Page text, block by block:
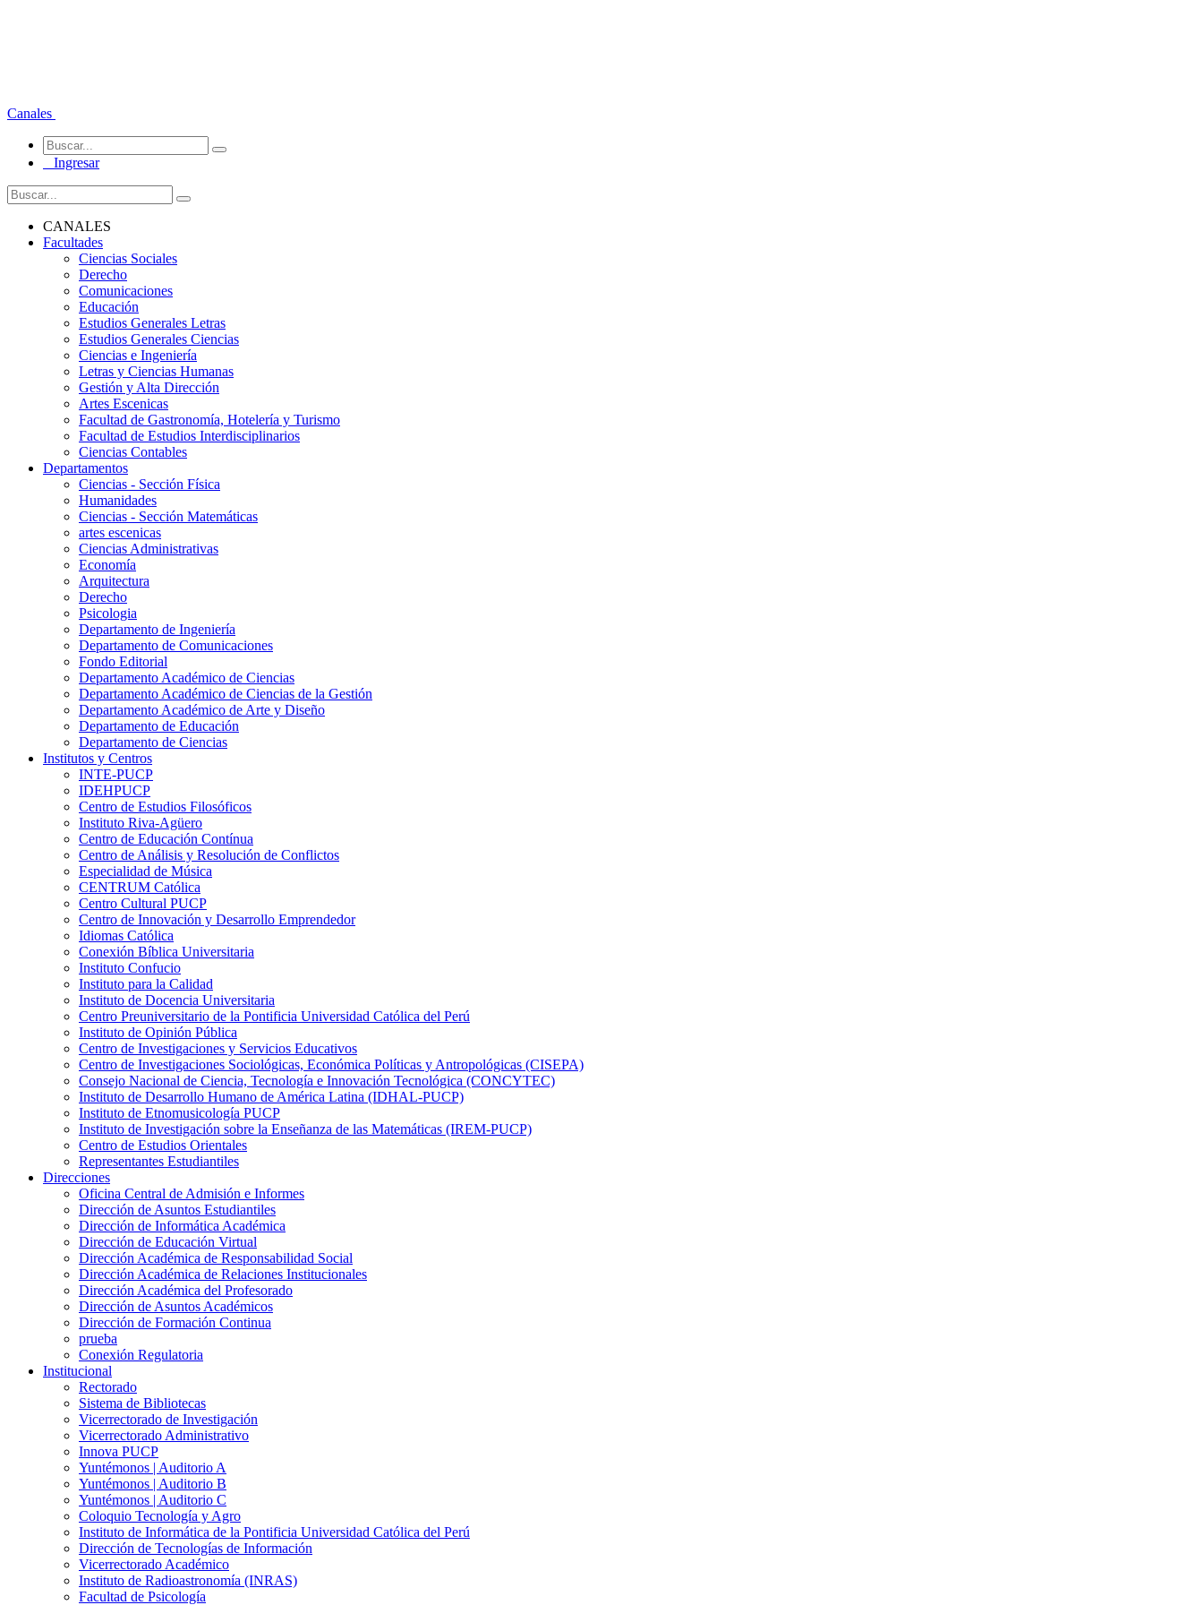
Canales
Ingresar
CANALES
Facultades
Ciencias Sociales
Derecho
Comunicaciones
Educación
Estudios Generales Letras
Estudios Generales Ciencias
Ciencias e Ingeniería
Letras y Ciencias Humanas
Gestión y Alta Dirección
Artes Escenicas
Facultad de Gastronomía, Hotelería y Turismo
Facultad de Estudios Interdisciplinarios
Ciencias Contables
Departamentos
Ciencias - Sección Física
Humanidades
Ciencias - Sección Matemáticas
artes escenicas
Ciencias Administrativas
Economía
Arquitectura
Derecho
Psicologia
Departamento de Ingeniería
Departamento de Comunicaciones
Fondo Editorial
Departamento Académico de Ciencias
Departamento Académico de Ciencias de la Gestión
Departamento Académico de Arte y Diseño
Departamento de Educación
Departamento de Ciencias
Institutos y Centros
INTE-PUCP
IDEHPUCP
Centro de Estudios Filosóficos
Instituto Riva-Agüero
Centro de Educación Contínua
Centro de Análisis y Resolución de Conflictos
Especialidad de Música
CENTRUM Católica
Centro Cultural PUCP
Centro de Innovación y Desarrollo Emprendedor
Idiomas Católica
Conexión Bíblica Universitaria
Instituto Confucio
Instituto para la Calidad
Instituto de Docencia Universitaria
Centro Preuniversitario de la Pontificia Universidad Católica del Perú
Instituto de Opinión Pública
Centro de Investigaciones y Servicios Educativos
Centro de Investigaciones Sociológicas, Económica Políticas y Antropológicas (CISEPA)
Consejo Nacional de Ciencia, Tecnología e Innovación Tecnológica (CONCYTEC)
Instituto de Desarrollo Humano de América Latina (IDHAL-PUCP)
Instituto de Etnomusicología PUCP
Instituto de Investigación sobre la Enseñanza de las Matemáticas (IREM-PUCP)
Centro de Estudios Orientales
Representantes Estudiantiles
Direcciones
Oficina Central de Admisión e Informes
Dirección de Asuntos Estudiantiles
Dirección de Informática Académica
Dirección de Educación Virtual
Dirección Académica de Responsabilidad Social
Dirección Académica de Relaciones Institucionales
Dirección Académica del Profesorado
Dirección de Asuntos Académicos
Dirección de Formación Continua
prueba
Conexión Regulatoria
Institucional
Rectorado
Sistema de Bibliotecas
Vicerrectorado de Investigación
Vicerrectorado Administrativo
Innova PUCP
Yuntémonos | Auditorio A
Yuntémonos | Auditorio B
Yuntémonos | Auditorio C
Coloquio Tecnología y Agro
Instituto de Informática de la Pontificia Universidad Católica del Perú
Dirección de Tecnologías de Información
Vicerrectorado Académico
Instituto de Radioastronomía (INRAS)
Facultad de Psicología